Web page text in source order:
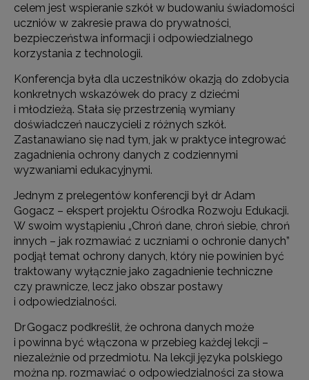
celem jest wspieranie szkół w budowaniu świadomości
uczniów w zakresie prawa do prywatności,
bezpieczeństwa informacji i odpowiedzialnego
korzystania z technologii.
Konferencja była dla uczestników okazją do zdobycia
konkretnych wskazówek do pracy z dziećmi
i młodzieżą. Stała się przestrzenią wymiany
doświadczeń nauczycieli z różnych szkół.
Zastanawiano się nad tym, jak w praktyce integrować
zagadnienia ochrony danych z codziennymi
wyzwaniami edukacyjnymi.
Jednym z prelegentów konferencji był dr Adam
Gogacz – ekspert projektu Ośrodka Rozwoju Edukacji.
W swoim wystąpieniu „Chroń dane, chroń siebie, chroń
innych – jak rozmawiać z uczniami o ochronie danych”
podjął temat ochrony danych, który nie powinien być
traktowany wyłącznie jako zagadnienie techniczne
czy prawnicze, lecz jako obszar postawy
i odpowiedzialności.
Dr Gogacz podkreślił, że ochrona danych może
i powinna być włączona w przebieg każdej lekcji –
niezależnie od przedmiotu. Na lekcji języka polskiego
można np. rozmawiać o odpowiedzialności za słowa